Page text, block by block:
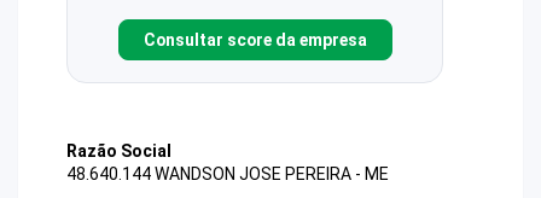
Consultar score da empresa
Razão Social
48.640.144 WANDSON JOSE PEREIRA - ME